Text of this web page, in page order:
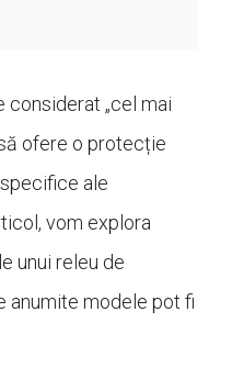
„cel mai
ofere o protecție
ale
vom explora
unui releu de
anumite modele pot fi